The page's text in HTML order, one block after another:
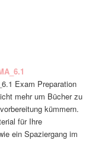
Exam Preparation
mehr um Bücher zu
kümmern.
für Ihre
ein Spaziergang im